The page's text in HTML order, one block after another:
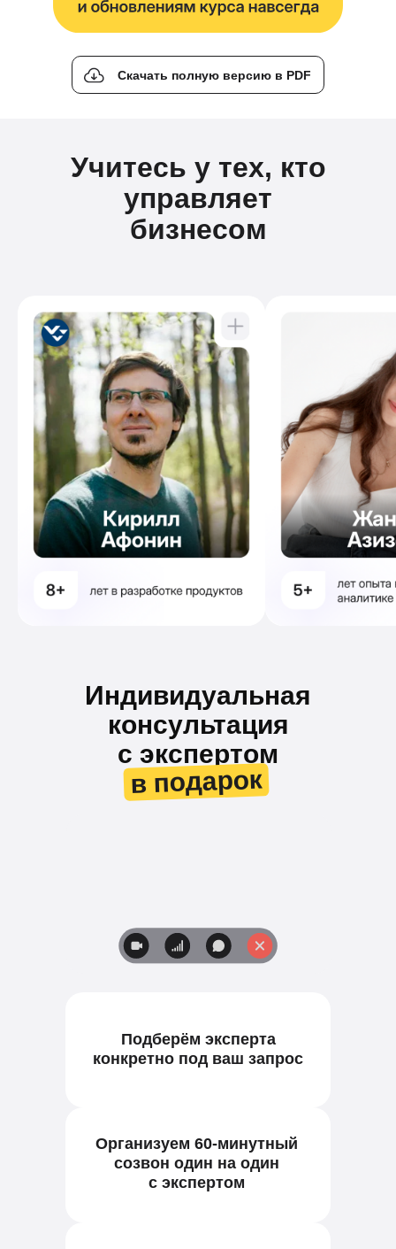
Скачать полную версию в PDF
Учитесь у тех, кто
управляет
бизнесом
Индивидуальная
консультация
с экспертом
в подарок
Подберём эксперта
конкретно под ваш запрос
Организуем 60-минутный
созвон один на один
с экспертом
в подарок